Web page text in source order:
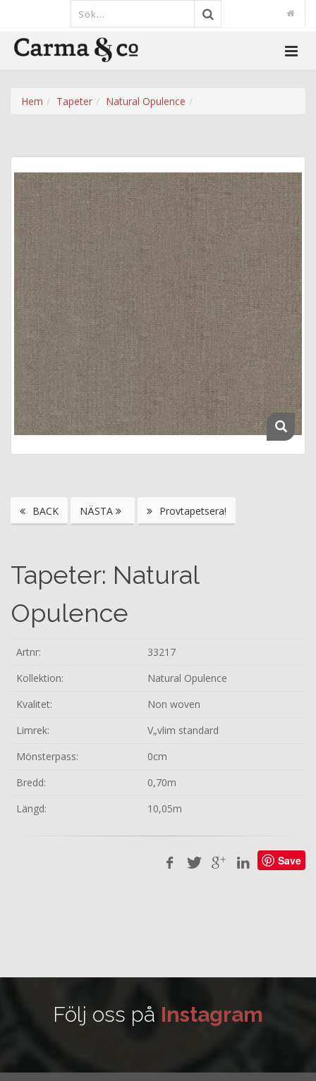
Hem Tapeter Natural Opulence
BACK NÄSTA Provtapetsera!
Tapeter: Natural
Opulence
Artnr:
33217
Kollektion:
Natural Opulence
Kvalitet:
Non woven
Limrek:
V„vlim standard
Mönsterpass:
0cm
Bredd:
0,70m
Längd:
10,05m
Save
Följ oss på Instagram